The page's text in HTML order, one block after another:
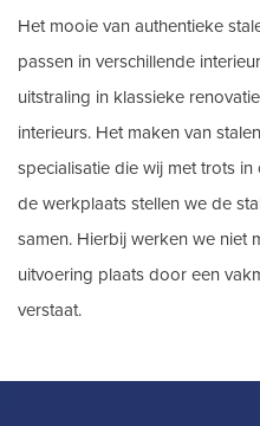
Het mooie van authentieke
passen in verschillende
uitstraling in klassieke
interieurs. Het maken van
specialisatie die wij met trots
de werkplaats stellen we de
samen. Hierbij werken we niet
uitvoering plaats door een
verstaat.